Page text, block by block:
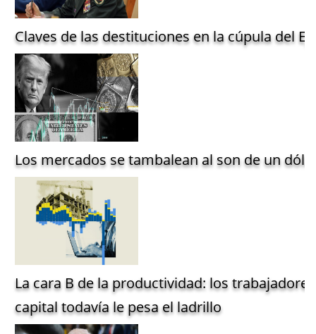
Claves de las destituciones en la cúpula del
Los mercados se tambalean al son de un
La cara B de la productividad: los
capital todavía le pesa el ladrillo